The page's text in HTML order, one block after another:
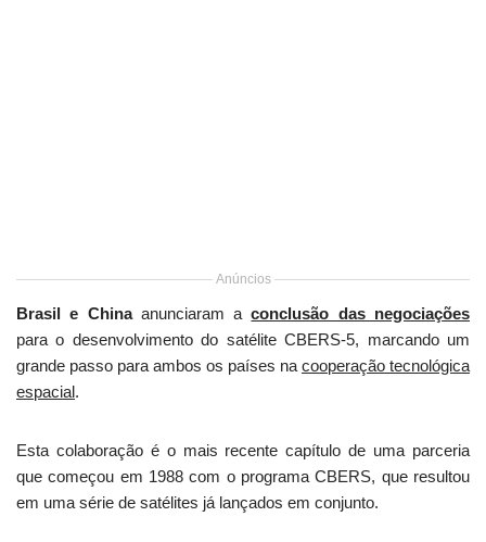
Anúncios
Brasil e Chinaanunciaram aconclusão das negociações
para o desenvolvimento do satélite CBERS-5, marcando um
grande passo para ambos os países na cooperação tecnológica
espacial.
Esta colaboração é o mais recente capítulo de uma parceria
que começou em 1988 com o programa CBERS, que resultou
em uma série de satélites já lançados em conjunto.